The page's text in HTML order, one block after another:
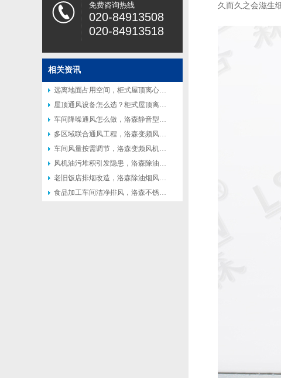
免费咨询热线
020-84913508
020-84913518
相关资讯
远离地面占用空间，柜式屋顶离心风机受到众多工厂青睐
屋顶通风设备怎么选？柜式屋顶离心风机适配多种工业场景
车间降噪通风怎么做，洛森静音型柜式离心风机适配高要求工况
多区域联合通风工程，洛森变频风机便于联动控制系统搭建
车间风量按需调节，洛森变频风机灵活匹配不同生产工况
风机油污堆积引发隐患，洛森除油烟风机便于日常清理维护
老旧饭店排烟改造，洛森除油烟风机适配原有管道不用大面积施工
食品加工车间洁净排风，洛森不锈钢风机不易锈蚀方便清洁
久而久之会滋生